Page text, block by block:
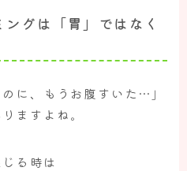
グは「胃」ではなく
に、もうお腹すいた…」
ますよね。
る時は